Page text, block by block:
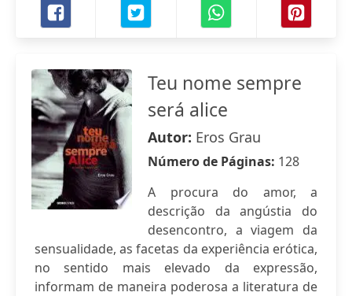
Teu nome sempre
será alice
Autor: Eros Grau
Número de Páginas: 128
A procura do amor, a
descrição da angústia do
desencontro, a viagem da
sensualidade, as facetas da experiência erótica,
no sentido mais elevado da expressão,
informam de maneira poderosa a literatura de